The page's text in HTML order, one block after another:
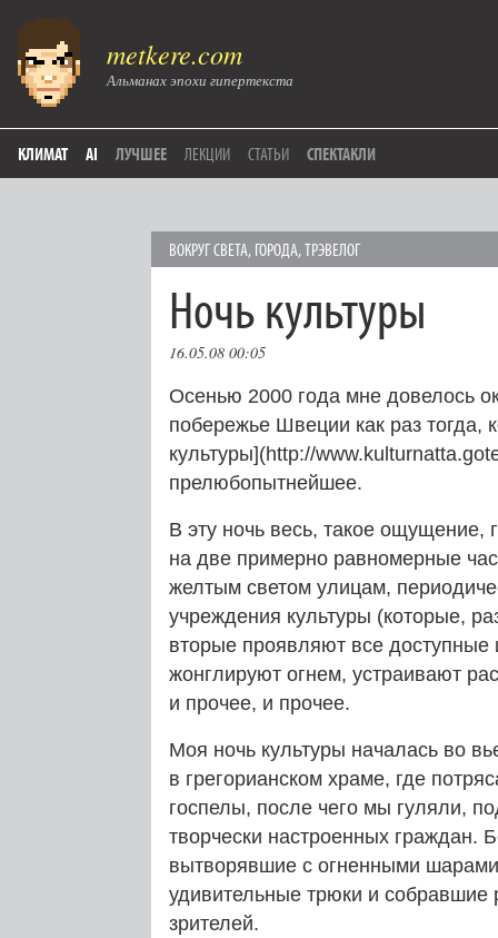
metkere.com
Альманах эпохи гипертекста
КЛИМАТ AI ЛУЧШЕЕ ЛЕКЦИИ СТАТЬИ СПЕКТАКЛИ
ВОКРУГ СВЕТА, ГОРОДА,ТРЭВЕЛОГ
Ночь культуры
16.05.08 00:05
Осенью 2000 года мне довелось
побережье Швеции как раз тогда,
культуры](http://
прелюбопытнейшее.
В эту ночь весь, такое ощущение,
на две примерно равномерные
желтым светом улицам,
учреждения культуры (которые,
вторые проявляют все
жонглируют огнем, устраивают
и прочее, и прочее.
Моя ночь культуры началась во
в грегорианском храме, где
госпелы, после чего мы гуляли,
творчески настроенных граждан.
вытворявшие с огненными
удивительные трюки и
зрителей.